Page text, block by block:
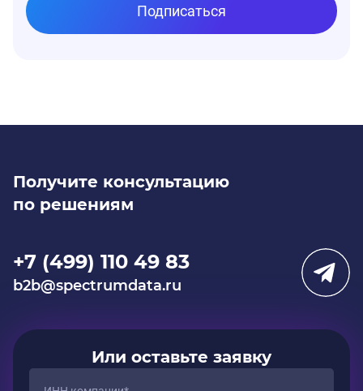
Подписаться
Получите консультацию
по решениям
+7 (499) 110 49 83
b2b@spectrumdata.ru
Или оставьте заявку